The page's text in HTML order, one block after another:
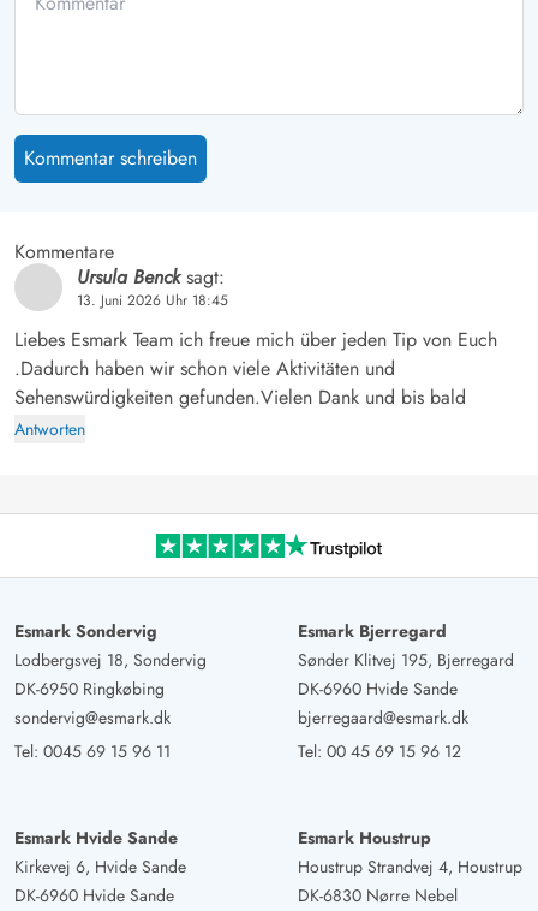
Kommentar schreiben
Kommentare
Ursula Bencksagt:
13. Juni 2026 Uhr 18:45
Liebes Esmark Team ich freue mich über jeden Tip von Euch
.Dadurch haben wir schon viele Aktivitäten und
Sehenswürdigkeiten gefunden.Vielen Dank und bis bald
Antworten
Esmark Sondervig
Lodbergsvej 18, Sondervig
DK-6950 Ringkøbing
sondervig@esmark.dk
Tel: 0045 69 15 96 11
Esmark Bjerregard
Sønder Klitvej 195, Bjerregard
DK-6960 Hvide Sande
bjerregaard@esmark.dk
Tel: 00 45 69 15 96 12
Esmark Hvide Sande
Kirkevej 6, Hvide Sande
DK-6960 Hvide Sande
Esmark Houstrup
Houstrup Strandvej 4, Houstrup
DK-6830 Nørre Nebel